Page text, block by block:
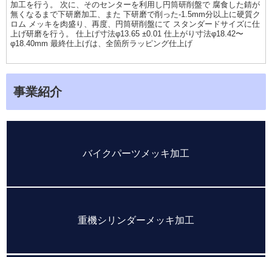
加工を行う。 次に、そのセンターを利用し円筒研削盤で 腐食した錆が
無くなるまで下研磨加工、また 下研磨で削った-1.5mm分以上に硬質ク
ロム メッキを肉盛り、再度、円筒研削盤にて スタンダードサイズに仕
上げ研磨を行う。 仕上げ寸法φ13.65 ±0.01 仕上がり寸法φ18.42〜
φ18.40mm 最終仕上げは、全箇所ラッピング仕上げ
事業紹介
バイクパーツメッキ加工
重機シリンダーメッキ加工